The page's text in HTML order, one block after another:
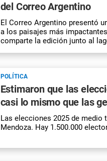
del Correo Argentino
El Correo Argentino presentó
a los paisajes más
comparte la edición junto al
POLÍTICA
Estimaron que las
casi lo mismo que las
Las elecciones 2025 de medio
Mendoza. Hay 1.500.000